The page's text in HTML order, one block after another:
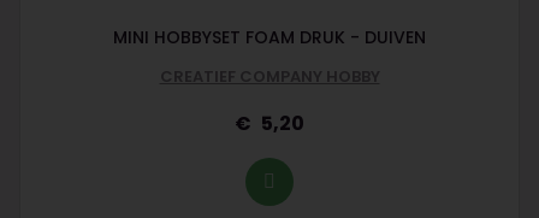
MINI HOBBYSET FOAM DRUK - DUIVEN
CREATIEF COMPANY HOBBY
5,20